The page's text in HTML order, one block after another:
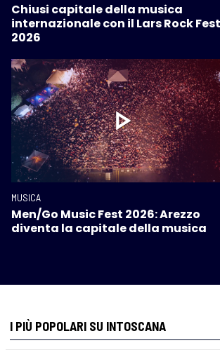
Chiusi capitale della musica
internazionale con il Lars Rock Fest
2026
MUSICA
Men/Go Music Fest 2026: Arezzo
diventa la capitale della musica
I PIÙ POPOLARI SU INTOSCANA